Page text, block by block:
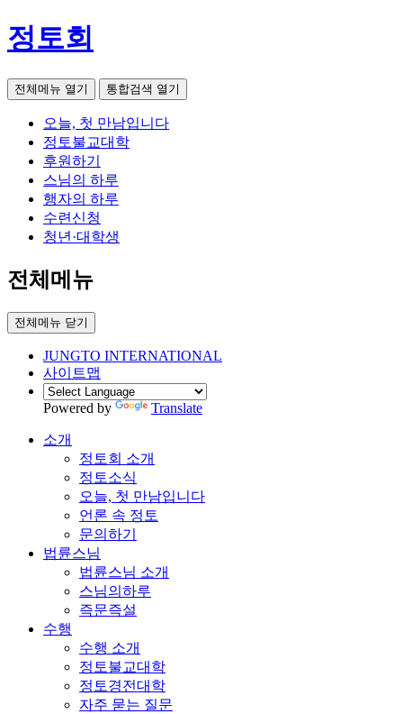
정토회
전체메뉴 열기 통합검색 열기
오늘, 첫 만남입니다
정토불교대학
후원하기
스님의 하루
행자의 하루
수련신청
청년·대학생
전체메뉴
전체메뉴 닫기
JUNGTO INTERNATIONAL
사이트맵
Powered by Translate
소개
정토회 소개
정토소식
오늘, 첫 만남입니다
언론 속 정토
문의하기
법륜스님
법륜스님 소개
스님의하루
즉문즉설
수행
수행 소개
정토불교대학
정토경전대학
자주 묻는 질문